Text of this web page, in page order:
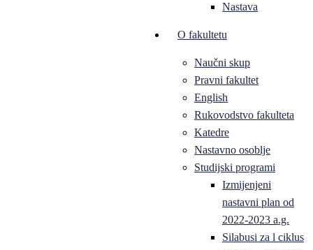
Nastava
O fakultetu
Naučni skup
Pravni fakultet
English
Rukovodstvo fakulteta
Katedre
Nastavno osoblje
Studijski programi
Izmijenjeni
nastavni plan od
2022-2023 a.g.
Silabusi za l ciklus